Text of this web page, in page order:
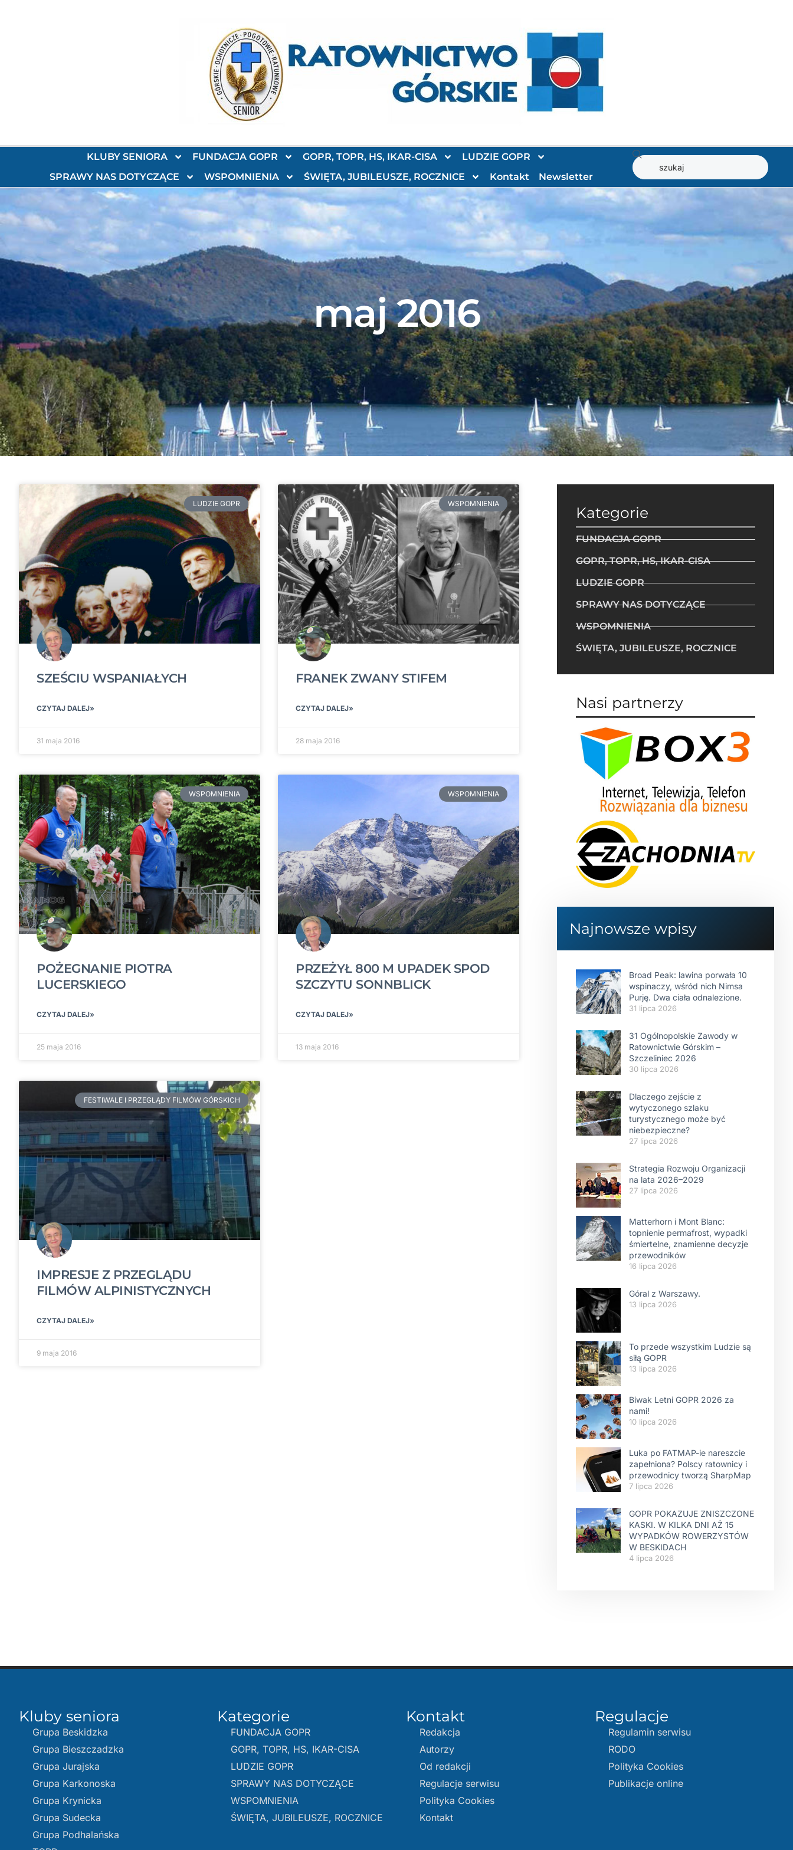
KLUBY SENIORA FUNDACJA GOPR GOPR, TOPR, HS, IKAR-CISA
LUDZIE GOPR
SPRAWY NAS DOTYCZĄCE
WSPOMNIENIA ŚWIĘTA, JUBILEUSZE, ROCZNICE Kontakt Newsletter
maj 2016
LUDZIE GOPR
SZEŚCIU WSPANIAŁYCH
CZYTAJ DALEJ»
31 maja 2016
WSPOMNIENIA
FRANEK ZWANY STIFEM
CZYTAJ DALEJ»
28 maja 2016
WSPOMNIENIA
POŻEGNANIE PIOTRA
LUCERSKIEGO
CZYTAJ DALEJ»
25 maja 2016
WSPOMNIENIA
PRZEŻYŁ 800 M UPADEK SPOD
SZCZYTU SONNBLICK
CZYTAJ DALEJ»
13 maja 2016
FESTIWALE I PRZEGLĄDY FILMÓW GÓRSKICH
IMPRESJE Z PRZEGLĄDU
FILMÓW ALPINISTYCZNYCH
CZYTAJ DALEJ»
9 maja 2016
Kategorie
FUNDACJA GOPR
GOPR, TOPR, HS, IKAR-CISA
LUDZIE GOPR
SPRAWY NAS DOTYCZĄCE
WSPOMNIENIA
ŚWIĘTA, JUBILEUSZE, ROCZNICE
Nasi partnerzy
Najnowsze wpisy
Broad Peak: lawina porwała 10
wspinaczy, wśród nich Nimsa
Purję. Dwa ciała odnalezione.
31 lipca 2026
31 Ogólnopolskie Zawody w
Ratownictwie Górskim –
Szczeliniec 2026
30 lipca 2026
Dlaczego zejście z
wytyczonego szlaku
turystycznego może być
niebezpieczne?
27 lipca 2026
Strategia Rozwoju Organizacji
na lata 2026–2029
27 lipca 2026
Matterhorn i Mont Blanc:
topnienie permafrost, wypadki
śmiertelne, znamienne decyzje
przewodników
16 lipca 2026
Góral z Warszawy.
13 lipca 2026
To przede wszystkim Ludzie są
siłą GOPR
13 lipca 2026
Biwak Letni GOPR 2026 za
nami!
10 lipca 2026
Luka po FATMAP-ie nareszcie
zapełniona? Polscy ratownicy i
przewodnicy tworzą SharpMap
7 lipca 2026
GOPR POKAZUJE ZNISZCZONE
KASKI. W KILKA DNI AŻ 15
WYPADKÓW ROWERZYSTÓW
W BESKIDACH
4 lipca 2026
Kluby seniora
Grupa Beskidzka​
Grupa Bieszczadzka
Grupa Jurajska
Grupa Karkonoska
Grupa Krynicka
Grupa Sudecka
Grupa Podhalańska
Kategorie
FUNDACJA GOPR
GOPR, TOPR, HS, IKAR-CISA
LUDZIE GOPR
SPRAWY NAS DOTYCZĄCE
WSPOMNIENIA
ŚWIĘTA, JUBILEUSZE, ROCZNICE
Kontakt
Redakcja
Autorzy
Od redakcji
Regulacje serwisu
Polityka Cookies
Kontakt
Regulacje
Regulamin serwisu
RODO
Polityka Cookies
Publikacje online